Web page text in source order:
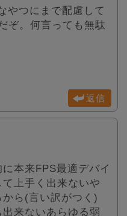
やつにまで配慮して
ぞ。何言っても無駄
返信
本来FPS最適デバイ
上手く出来ないや
ら(言い訳がつく)
来ないあらゆる弱